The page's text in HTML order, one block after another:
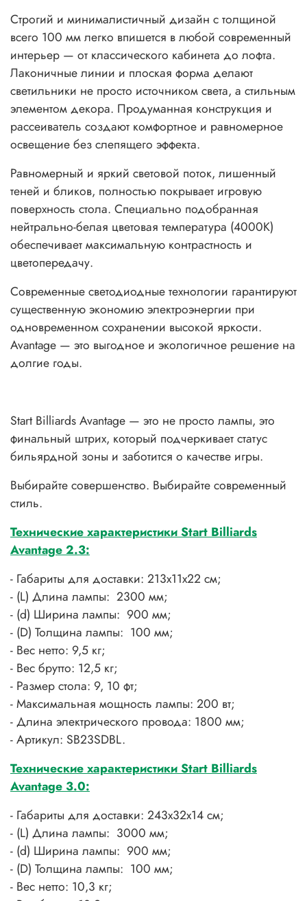
Строгий и минималистичный дизайн с толщиной
всего 100 мм легко впишется в любой современный
интерьер — от классического кабинета до лофта.
Лаконичные линии и плоская форма делают
светильники не просто источником света, а стильным
элементом декора. Продуманная конструкция и
рассеиватель создают комфортное и равномерное
освещение без слепящего эффекта.
Равномерный и яркий световой поток, лишенный
теней и бликов, полностью покрывает игровую
поверхность стола. Специально подобранная
нейтрально-белая цветовая температура (4000K)
обеспечивает максимальную контрастность и
цветопередачу.
Современные светодиодные технологии гарантируют
существенную экономию электроэнергии при
одновременном сохранении высокой яркости.
Avantage — это выгодное и экологичное решение на
долгие годы.
Start Billiards Avantage — это не просто лампы, это
финальный штрих, который подчеркивает статус
бильярдной зоны и заботится о качестве игры.
Выбирайте совершенство. Выбирайте современный
стиль.
Технические характеристикиStart Billiards
Avantage 2.3:
- Габариты для доставки: 213х11х22 см;
- (L) Длина лампы: 2300 мм;
- (d) Ширина лампы: 900 мм;
- (D) Толщина лампы: 100 мм;
- Вес нетто: 9,5 кг;
- Вес брутто: 12,5 кг;
- Размер стола: 9, 10 фт;
- Максимальная мощность лампы: 200 вт;
- Длина электрического провода: 1800 мм;
- Артикул: SB23SDBL.
Технические характеристики Start Billiards
Avantage 3.0:
- Габариты для доставки: 243х32х14 см;
- (L) Длина лампы: 3000 мм;
- (d) Ширина лампы: 900 мм;
- (D) Толщина лампы: 100 мм;
- Вес нетто: 10,3 кг;